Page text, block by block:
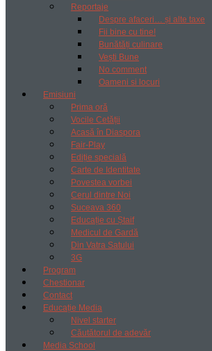
Reportaje
Despre afaceri… și alte taxe
Fii bine cu tine!
Bunătăți culinare
Vești Bune
No comment
Oameni si locuri
Emisiuni
Prima oră
Vocile Cetății
Acasă în Diaspora
Fair-Play
Ediție specială
Carte de Identitate
Povestea vorbei
Cerul dintre Noi
Suceava 360
Educație cu Ștaif
Medicul de Gardă
Din Vatra Satului
3G
Program
Chestionar
Contact
Educație Media
Nivel starter
Căutătorul de adevăr
Media School